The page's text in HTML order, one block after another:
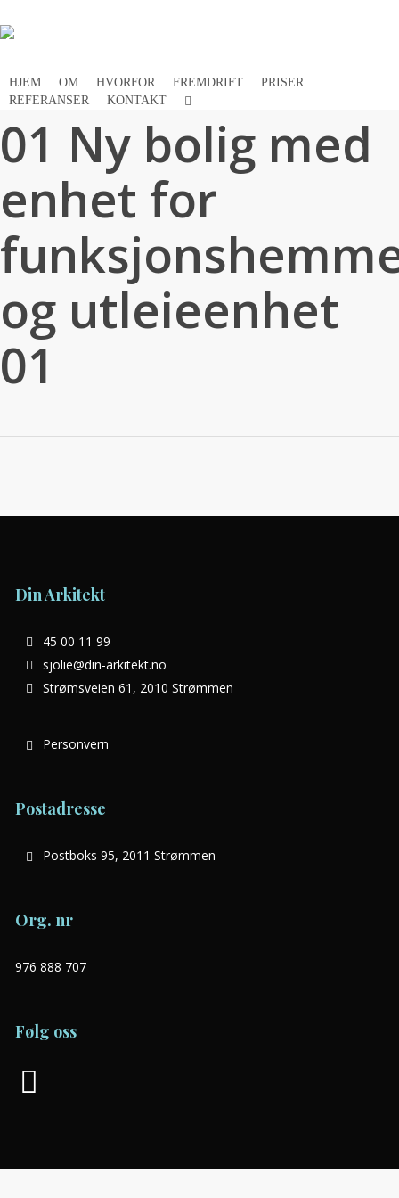
to
content
HJEM OM HVORFOR FREMDRIFT
PRISER
REFERANSER
KONTAKT FACEBOOK
01 Ny bolig med
enhet for
og utleieenhet
01
Din Arkitekt
45 00 11 99
sjolie@din-arkitekt.no
Strømsveien 61, 2010 Strømmen
Personvern
Postadresse
Postboks 95, 2011 Strømmen
Org. nr
976 888 707
Følg oss